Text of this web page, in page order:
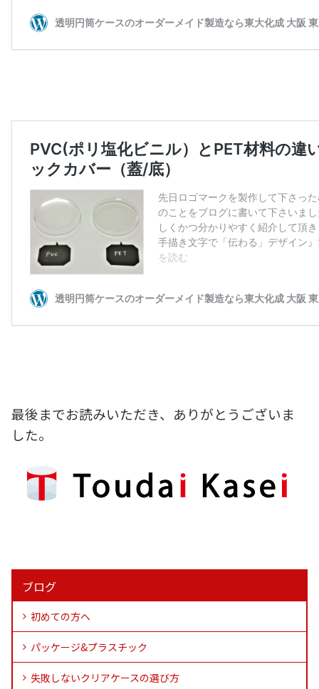
最後までお読みいただき、ありがとうございま
した。
ブログ
初めての方へ
パッケージ&プラスチック
失敗しないクリアケースの選び方